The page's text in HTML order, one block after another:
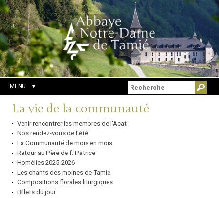
Aller
au
contenu.
|
Aller
à
la
navigation
Outils
personnels
Chercher par
Recherche
avancée…
MENU
Navigation
La vie de la communauté
Venir rencontrer les membres de l'Acat
Nos rendez-vous de l'été
La Communauté de mois en mois
Retour au Père de f. Patrice
Homélies 2025-2026
Les chants des moines de Tamié
Compositions florales liturgiques
Billets du jour